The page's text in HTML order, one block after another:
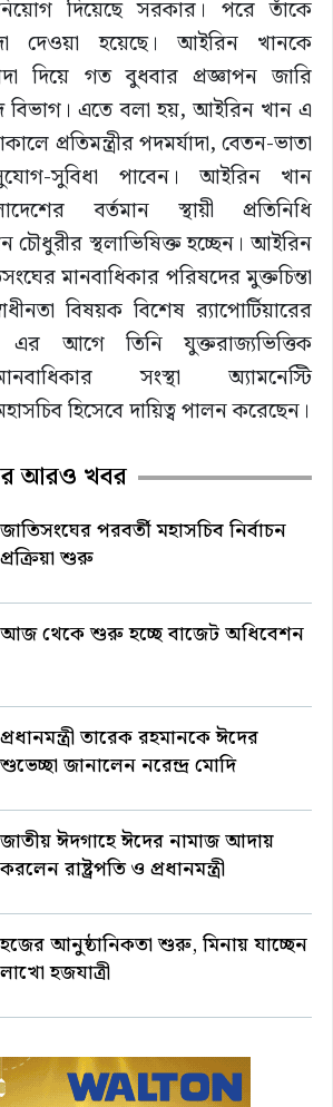
নিয়োগ দিয়েছে সরকার। পরে তাঁকে
দেওয়া হয়েছে। আইরিন খানকে
দিয়ে গত বুধবার প্রজ্ঞাপন জারি
বিভাগ। এতে বলা হয়, আইরিন খান এ
প্রতিমন্ত্রীর পদমর্যাদা, বেতন-ভাতা
সুবিধা পাবেন। আইরিন খান
বর্তমান স্থায়ী প্রতিনিধি
চৌধুরীর স্থলাভিষিক্ত হচ্ছেন। আইরিন
মানবাধিকার পরিষদের মুক্তচিন্তা
বিষয়ক বিশেষ র‌্যাপোর্টিয়ারের
এর আগে তিনি যুক্তরাজ্যভিত্তিক
সংস্থা অ্যামনেস্টি
হিসেবে দায়িত্ব পালন করেছেন।
আরও খবর
জাতিসংঘের পরবর্তী মহাসচিব নির্বাচন
প্রক্রিয়া শুরু
আজ থেকে শুরু হচ্ছে বাজেট অধিবেশন
প্রধানমন্ত্রী তারেক রহমানকে ঈদের
শুভেচ্ছা জানালেন নরেন্দ্র মোদি
জাতীয় ঈদগাহে ঈদের নামাজ আদায়
করলেন রাষ্ট্রপতি ও প্রধানমন্ত্রী
হজের আনুষ্ঠানিকতা শুরু, মিনায় যাচ্ছেন
লাখো হজযাত্রী